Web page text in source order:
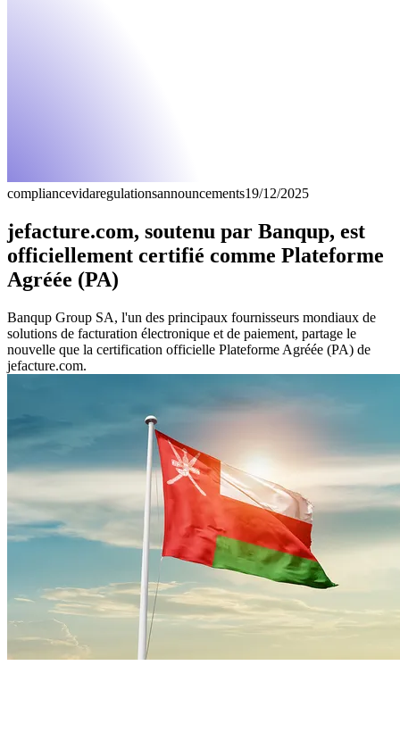
compliancevidaregulationsannouncements19/12/2025
jefacture.com, soutenu par Banqup, est
officiellement certifié comme Plateforme
Agréée (PA)
Banqup Group SA, l'un des principaux fournisseurs mondiaux de
solutions de facturation électronique et de paiement, partage le
nouvelle que la certification officielle Plateforme Agréée (PA) de
jefacture.com.